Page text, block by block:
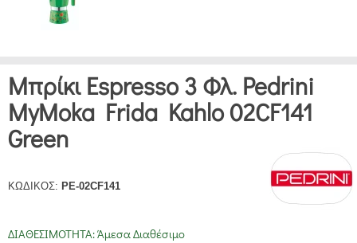
Μπρίκι Espresso 3 Φλ. Pedrini
MyMoka Frida Kahlo 02CF141
Green
ΚΩΔΙΚΟΣ: PE-02CF141
ΔΙΑΘΕΣΙΜΟΤΗΤΑ:Άμεσα Διαθέσιμο